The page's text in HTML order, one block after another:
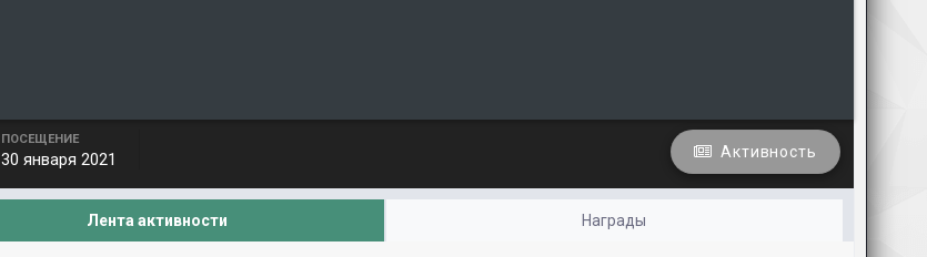
Активность
ПОСЕЩЕНИЕ
30 января 2021
Лента активности Награды